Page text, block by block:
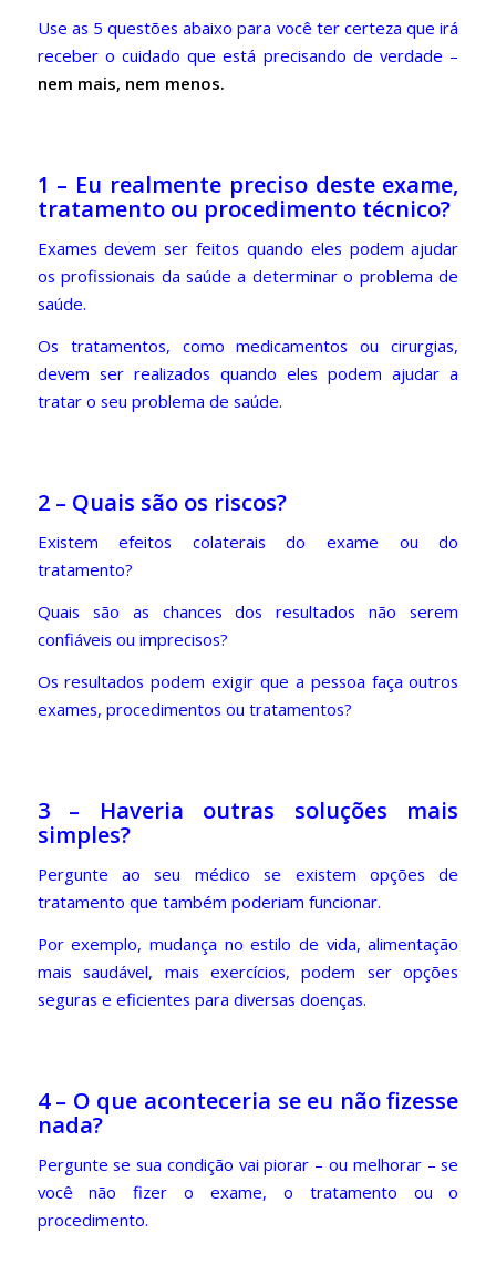
Use as 5 questões abaixo para você ter certeza que irá
receber o cuidado que está precisando de verdade –
nem mais, nem menos.
1 – Eu realmente preciso deste exame,
tratamento ou procedimento técnico?
Exames devem ser feitos quando eles podem ajudar
os profissionais da saúde a determinar o problema de
saúde.
Os tratamentos, como medicamentos ou cirurgias,
devem ser realizados quando eles podem ajudar a
tratar o seu problema de saúde.
2 – Quais são os riscos?
Existem efeitos colaterais do exame ou do
tratamento?
Quais são as chances dos resultados não serem
confiáveis ou imprecisos?
Os resultados podem exigir que a pessoa faça outros
exames, procedimentos ou tratamentos?
3 – Haveria outras soluções mais
simples?
Pergunte ao seu médico se existem opções de
tratamento que também poderiam funcionar.
Por exemplo, mudança no estilo de vida, alimentação
mais saudável, mais exercícios, podem ser opções
seguras e eficientes para diversas doenças.
4 – O que aconteceria se eu não fizesse
nada?
Pergunte se sua condição vai piorar – ou melhorar – se
você não fizer o exame, o tratamento ou o
procedimento.